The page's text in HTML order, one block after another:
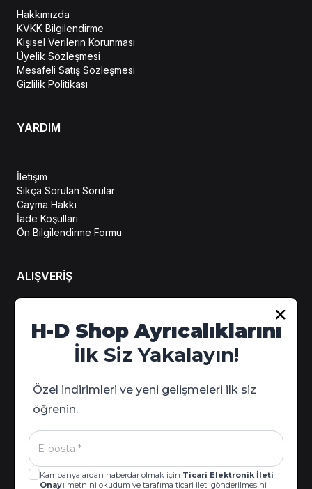
Hakkımızda
KVKK Bilgilendirme
Kişisel Verilerin Korunması
Üyelik Sözleşmesi
Mesafeli Satış Sözleşmesi
Gizlilik Politikası
YARDIM
İletişim
Sıkça Sorulan Sorular
Cayma Hakkı
İade Koşulları
Ön Bilgilendirme Formu
ALIŞVERİŞ
Hesabım
Sipariş Takip
Kampanya Detayları
H-D Shop Ayrıcalıklarını
İlk Siz Yakalayın!
Özel indirimleri ve yeni gelişmeleri ilk siz
öğrenin.
Kampanyalardan haberdar olmak için Ticari Elektronik İleti
Onayı metnini okudum ve tarafıma ticari ileti gönderilmesini